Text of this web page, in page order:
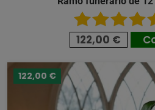
122,00 €
122,00 €